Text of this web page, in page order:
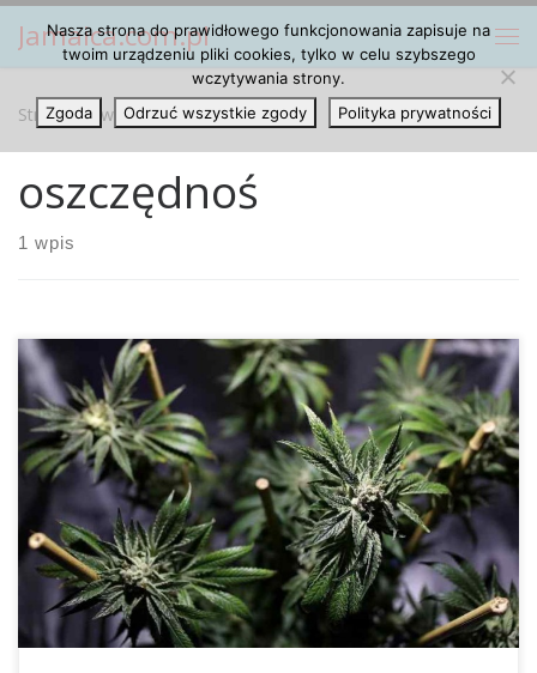
Przejdź do treści
Jamaica.com.pl
Strona główna » oszczędnoś
oszczędnoś
1 wpis
Jak pokazują badania w stanach, gdzie zalegalizowano
medyczną marihuanę lekarze przepisują średnio o 3645
mniej recept na tradycyjne lekarstwa, a w zamian za to
zalecają im medyczną marihuanę. Z badań wynika, że
dzięki legalizacji medycznej marihuany we wszystkich
stanach USA amerykańska służba zdrowia może
zaoszczędzić setki milionów dolarów.
Nasza strona do prawidłowego funkcjonowania zapisuje na
twoim urządzeniu pliki cookies, tylko w celu szybszego
wczytywania strony.
Zgoda
Odrzuć wszystkie zgody Polityka prywatności